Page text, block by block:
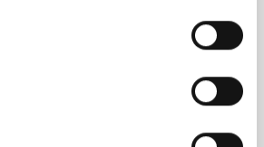
ja taus­toit­taa ajan­koh­
koke­muk­sis­ta